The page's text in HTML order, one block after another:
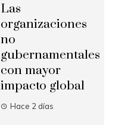
Las
organizaciones
no
gubernamentales
con mayor
impacto global
Hace 2 días